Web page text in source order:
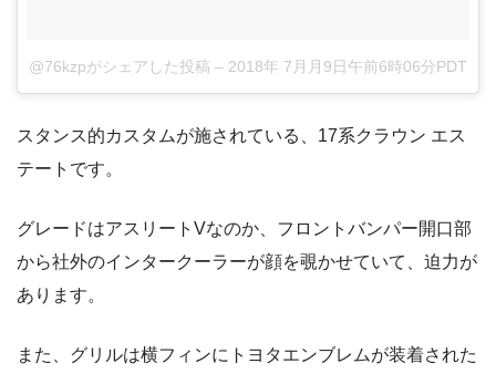
@76kzpがシェアした投稿 – 2018年 7月月9日午前6時06分PDT
スタンス的カスタムが施されている、17系クラウン エス
テートです。
グレードはアスリートVなのか、フロントバンパー開口部
から社外のインタークーラーが顔を覗かせていて、迫力が
あります。
また、グリルは横フィンにトヨタエンブレムが装着された